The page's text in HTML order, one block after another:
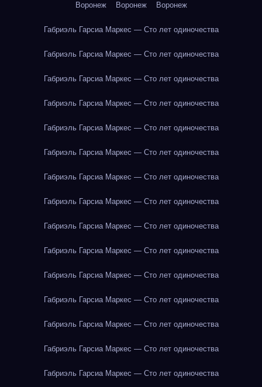
Воронеж Воронеж Воронеж
Габриэль Гарсиа Маркес — Сто лет одиночества
Габриэль Гарсиа Маркес — Сто лет одиночества
Габриэль Гарсиа Маркес — Сто лет одиночества
Габриэль Гарсиа Маркес — Сто лет одиночества
Габриэль Гарсиа Маркес — Сто лет одиночества
Габриэль Гарсиа Маркес — Сто лет одиночества
Габриэль Гарсиа Маркес — Сто лет одиночества
Габриэль Гарсиа Маркес — Сто лет одиночества
Габриэль Гарсиа Маркес — Сто лет одиночества
Габриэль Гарсиа Маркес — Сто лет одиночества
Габриэль Гарсиа Маркес — Сто лет одиночества
Габриэль Гарсиа Маркес — Сто лет одиночества
Габриэль Гарсиа Маркес — Сто лет одиночества
Габриэль Гарсиа Маркес — Сто лет одиночества
Габриэль Гарсиа Маркес — Сто лет одиночества